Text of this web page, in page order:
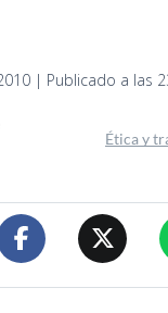
| Publicado a las
Ética y